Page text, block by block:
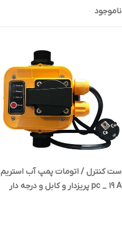
ناموجود
ست کنترل / اتومات پمپ آب استریم
pc _ 19 A پریزدار و کابل و درجه دار